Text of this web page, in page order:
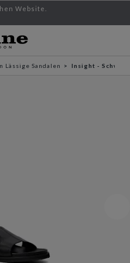
Website.
Lässige Sandalen Insight - Schwarz